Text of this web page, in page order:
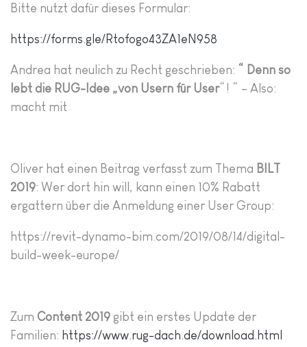
Bitte nutzt dafür dieses Formular:
https://forms.gle/Rtofogo43ZA1eN958
Andrea hat neulich zu Recht geschrieben: “ Denn so
lebt die RUG-Idee „von Usern für User“! “ – Also:
macht mit
Oliver hat einen Beitrag verfasst zum Thema BILT
2019: Wer dort hin will, kann einen 10% Rabatt
ergattern über die Anmeldung einer User Group:
https://revit-dynamo-bim.com/2019/08/14/digital-
build-week-europe/
Zum Content 2019 gibt ein erstes Update der
Familien: https://www.rug-dach.de/download.html